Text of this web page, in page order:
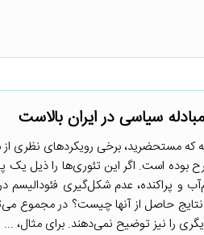
سیاسی در ایران بالاست
که مستحضرید، برخی رویکردهای نظری
بوده است. اگر این تئوری‌ها را ذیل یک
و پراکنده، عدم شکل‌گیری فئودالیسم
نتایج حاصل از آنها چیست؟ در مجموع
را نیز توضیح نمی‌دهند. برای مثال، ...